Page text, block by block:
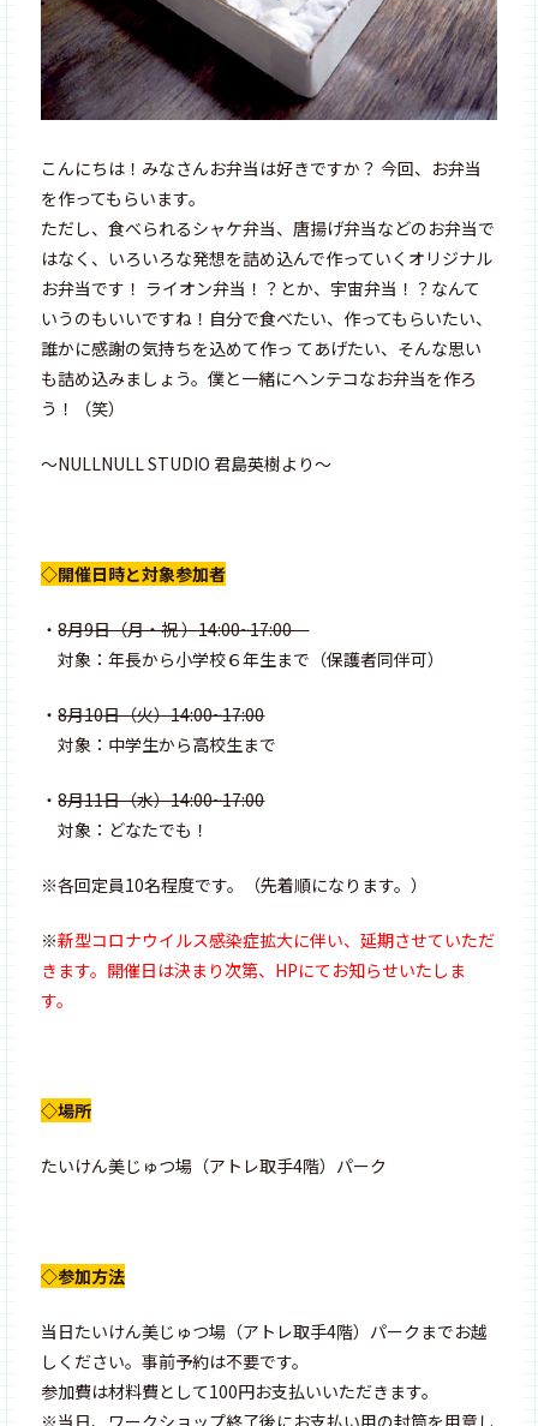
こんにちは！みなさんお弁当は好きですか？ 今回、お弁当
を作ってもらいます。
ただし、食べられるシャケ弁当、唐揚げ弁当などのお弁当で
はなく、いろいろな発想を詰め込んで作っていくオリジナル
お弁当です！ ライオン弁当！？とか、宇宙弁当！？なんて
いうのもいいですね！自分で食べたい、作ってもらいたい、
誰かに感謝の気持ちを込めて作っ てあげたい、そんな思い
も詰め込みましょう。僕と一緒にヘンテコなお弁当を作ろ
う！（笑）
〜NULLNULL STUDIO 君島英樹より〜
◇開催日時と対象参加者
・8月9日（月・祝 ）14:00~17:00
対象：年長から小学校６年生まで（保護者同伴可）
・8月10日（火）14:00~17:00
対象：中学生から高校生まで
・8月11日（水）14:00~17:00
対象：どなたでも！
※各回定員10名程度です。（先着順になります。）
※新型コロナウイルス感染症拡大に伴い、延期させていただ
きます。開催日は決まり次第、HPにてお知らせいたしま
す。
◇場所
たいけん美じゅつ場（アトレ取手4階）パーク
◇参加方法
当日たいけん美じゅつ場（アトレ取手4階）パークまでお越
しください。事前予約は不要です。
参加費は材料費として100円お支払いいただきます。